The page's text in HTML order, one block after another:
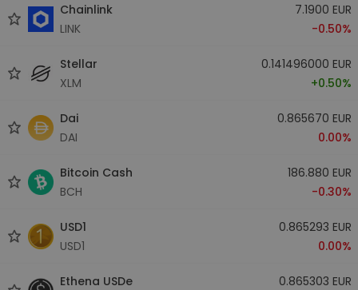
Chainlink
LINK
7.1900 EUR
-0.50%
Stellar
XLM
0.141496000 EUR
+0.50%
Dai
DAI
0.865670 EUR
0.00%
Bitcoin Cash
BCH
186.880 EUR
-0.30%
USD1
USD1
0.865293 EUR
0.00%
Ethena USDe
0.865303 EUR